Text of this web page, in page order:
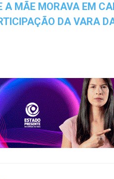
A MÃE MORAVA EM
DA VARA